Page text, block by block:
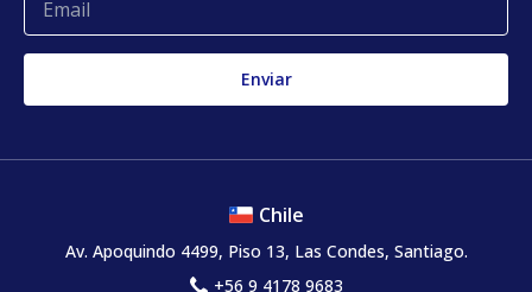
Chile
Av. Apoquindo 4499, Piso 13, Las Condes, Santiago.
+56 9 4178 9683